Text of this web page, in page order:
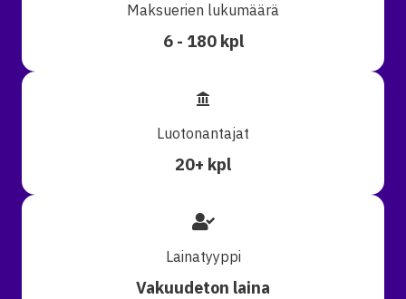
Maksuerien lukumäärä
6 - 180 kpl
Luotonantajat
20+ kpl
Lainatyyppi
Vakuudeton laina